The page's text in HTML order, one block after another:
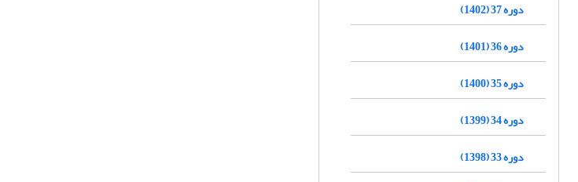
دوره 37 (1402)
دوره 36 (1401)
دوره 35 (1400)
دوره 34 (1399)
دوره 33 (1398)